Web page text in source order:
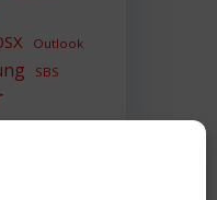
Outlook
SBS
SIEM